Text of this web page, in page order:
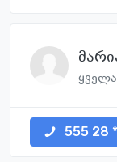
ყველა
555 28